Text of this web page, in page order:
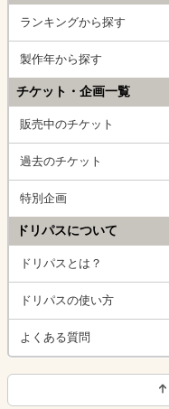
ランキングから探す
製作年から探す
チケット・企画一覧
販売中のチケット
過去のチケット
特別企画
ドリパスについて
ドリパスとは？
ドリパスの使い方
よくある質問